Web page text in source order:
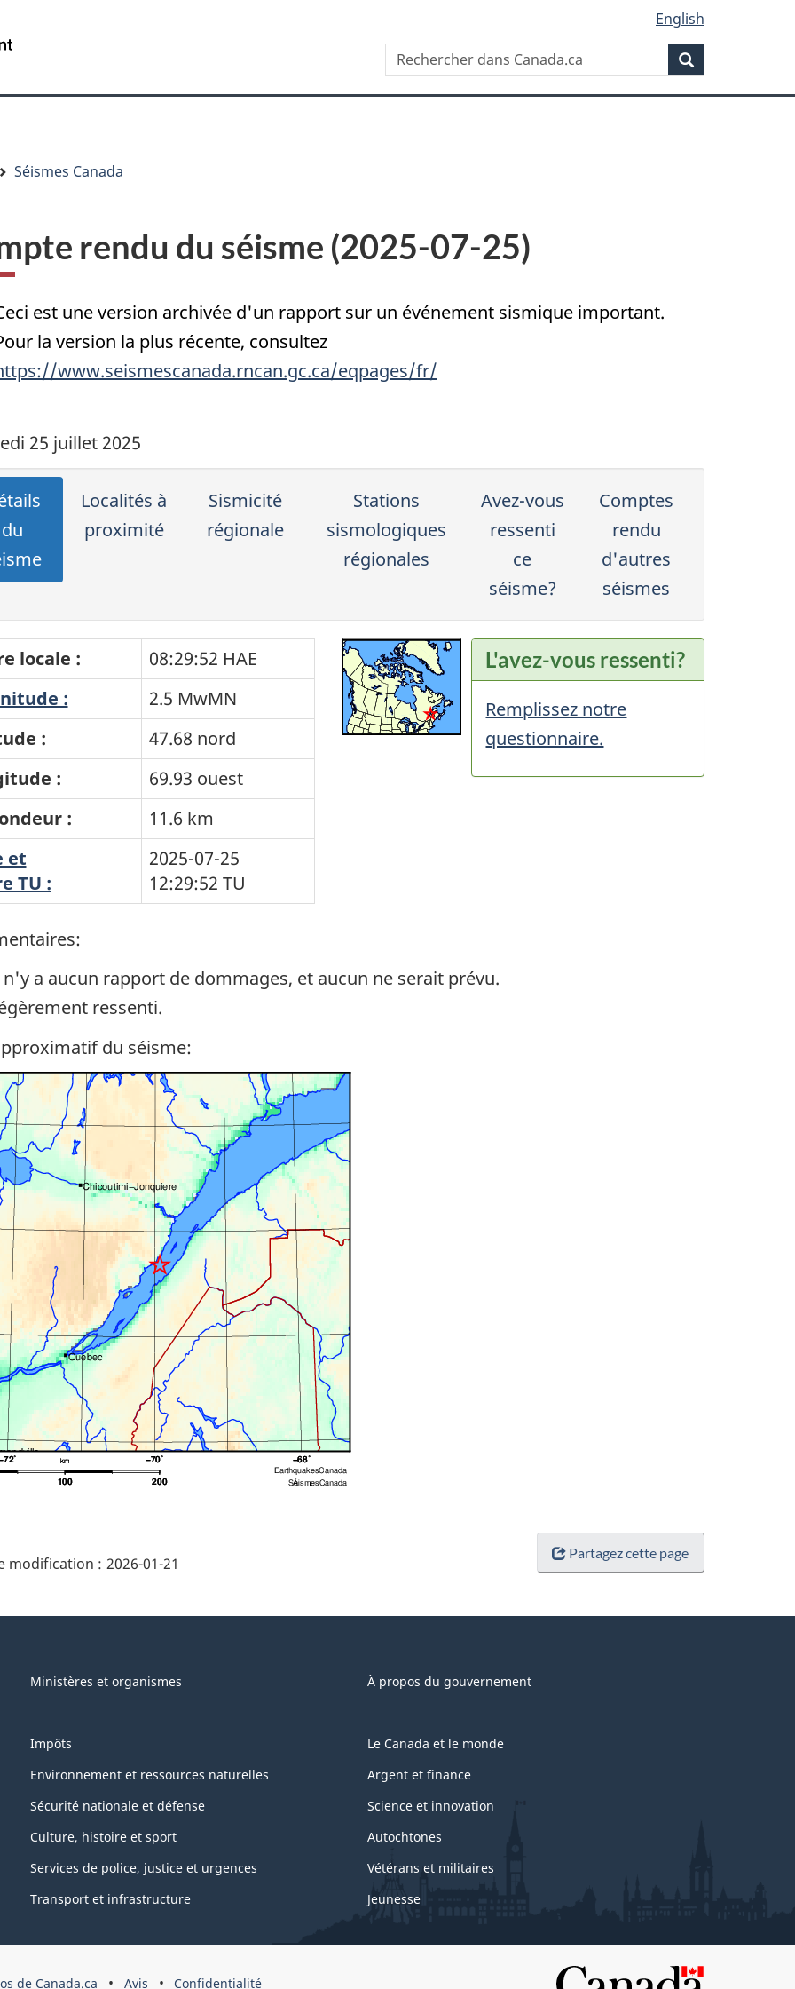
English
Rechercher
Rechercher
dans
Canada.ca
Séismes Canada
rendu du séisme (2025-07-25)
est une version archivée d'un rapport sur un événement sismique important.
la version la plus récente, consultez
www.seismescanada.rncan.gc.ca/eqpages/fr/
25 juillet 2025
du
Localités à
proximité
Sismicité
régionale
Stations
sismologiques
régionales
Avez-vous
ressenti
ce
séisme?
Comptes
rendu
d'autres
séismes
locale :
08:29:52 HAE
:
2.5 MwMN
:
47.68 nord
:
69.93 ouest
:
11.6 km
et
TU :
2025-07-25
12:29:52 TU
L'avez-vous ressenti?
Remplissez notre
questionnaire.
a aucun rapport de dommages, et aucun ne serait prévu.
ressenti.
du séisme:
Partagez cette page
modification : 2026-01-21
Ministères et organismes À propos du gouvernement
Impôts
Environnement et ressources naturelles
Sécurité nationale et défense
Culture, histoire et sport
Services de police, justice et urgences
Transport et infrastructure
Le Canada et le monde
Argent et finance
Science et innovation
Autochtones
Vétérans et militaires
Jeunesse
de Canada.ca Avis Confidentialité